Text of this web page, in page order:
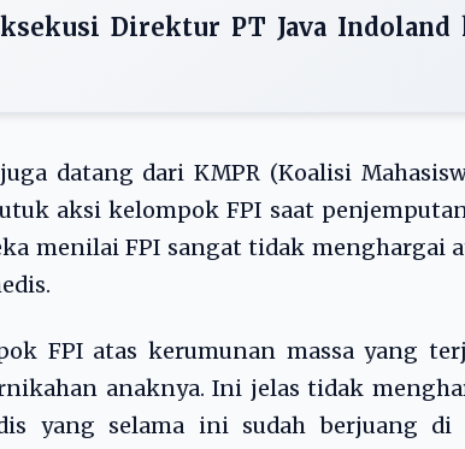
Direktur PT Java Indoland
datang dari KMPR (Koalisi
aksi kelompok FPI saat
menilai FPI sangat tidak menghargai
FPI atas kerumunan massa yang
anaknya. Ini jelas tidak
yang selama ini sudah berjuang di